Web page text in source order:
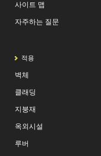
사이트 맵
자주하는 질문
적용
벽체
클래딩
지붕재
옥외시설
루버